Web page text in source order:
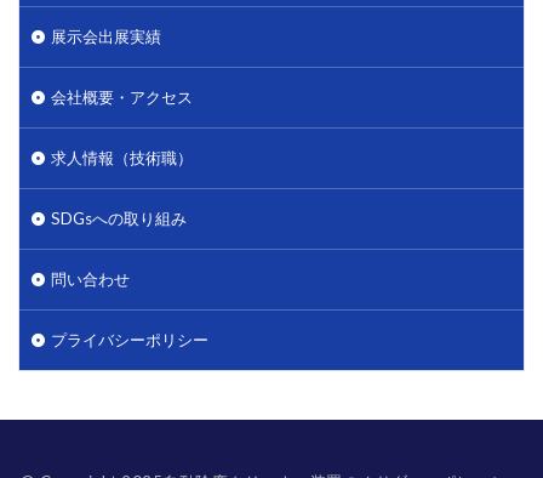
展示会出展実績
会社概要・アクセス
求人情報（技術職）
SDGsへの取り組み
問い合わせ
プライバシーポリシー